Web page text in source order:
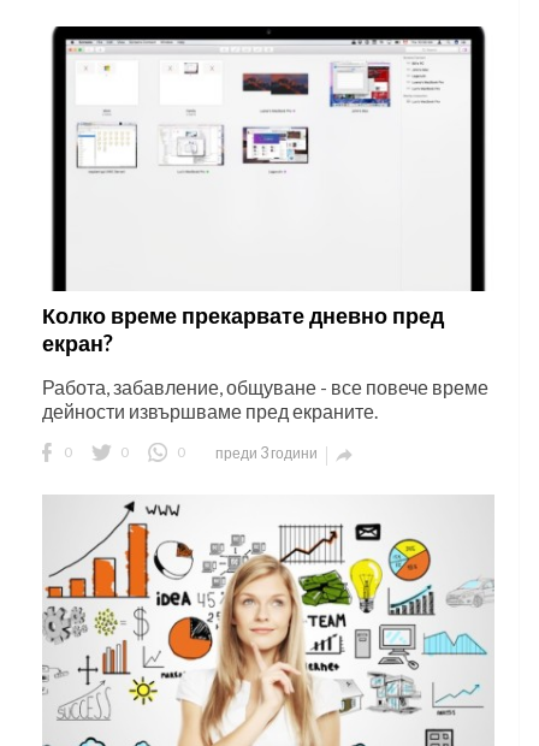
Колко време прекарвате дневно пред
екран?
Работа, забавление, общуване - все повече време
дейности извършваме пред екраните.
0 0 0 преди 3 години 